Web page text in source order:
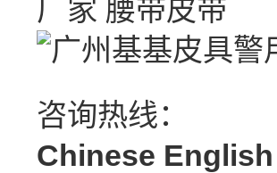
厂家 腰带皮带
咨询热线：
Chinese English